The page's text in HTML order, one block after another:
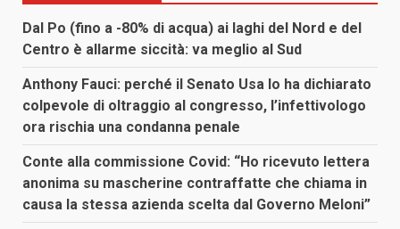
Dal Po (fino a -80% di acqua) ai laghi del Nord e del
Centro è allarme siccità: va meglio al Sud
Anthony Fauci: perché il Senato Usa lo ha dichiarato
colpevole di oltraggio al congresso, l’infettivologo
ora rischia una condanna penale
Conte alla commissione Covid: “Ho ricevuto lettera
anonima su mascherine contraffatte che chiama in
causa la stessa azienda scelta dal Governo Meloni”